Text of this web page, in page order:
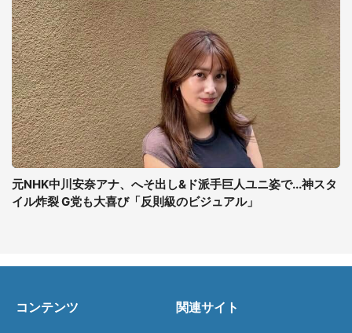
元NHK中川安奈アナ、へそ出し&ド派手巨人ユニ姿で...神スタ
イル炸裂 G党も大喜び「反則級のビジュアル」
コンテンツ 関連サイト